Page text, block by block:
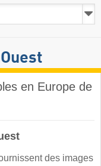
en Europe de
des images